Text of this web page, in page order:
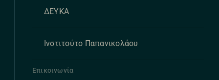
ΔΕΥΚΑ
Ινστιτούτο Παπανικολάου
Επικοινωνία